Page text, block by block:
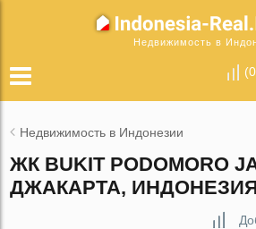
Недвижимость в
(0
Недвижимость в Индонезии
ЖК BUKIT PODOMORO
ДЖАКАРТА,